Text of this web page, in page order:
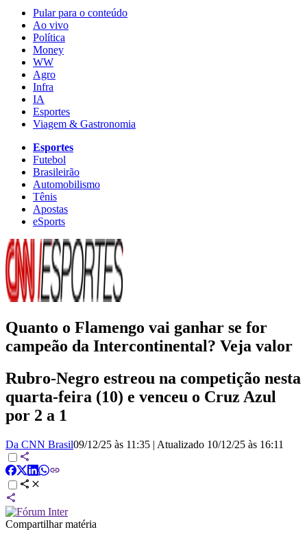
Pular para o conteúdo
Ao vivo
Política
Money
WW
Agro
Infra
IA
Esportes
Viagem & Gastronomia
Esportes
Futebol
Brasileirão
Automobilismo
Tênis
Apostas
eSports
Quanto o Flamengo vai ganhar se for
campeão da Intercontinental? Veja valor
Rubro-Negro estreou na competição nesta
quarta-feira (10) e venceu o Cruz Azul
por 2 a 1
Da CNN Brasil09/12/25 às 11:35 | Atualizado 10/12/25 às 16:11
Compartilhar matéria